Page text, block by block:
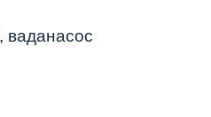
ваданасос